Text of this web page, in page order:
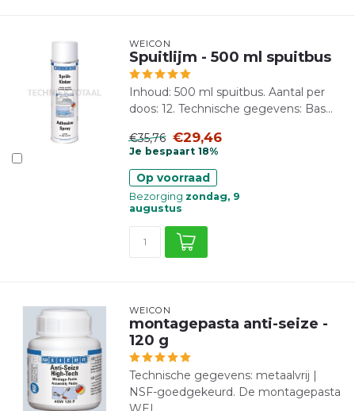
WEICON
Spuitlijm - 500 ml spuitbus
Inhoud: 500 ml spuitbus. Aantal per
doos: 12. Technische gegevens: Bas...
€35,76 €29,46
Je bespaart 18%
Op voorraad
Bezorging zondag, 9
augustus
WEICON
montagepasta anti-seize -
120 g
Technische gegevens: metaalvrij |
NSF-goedgekeurd. De montagepasta